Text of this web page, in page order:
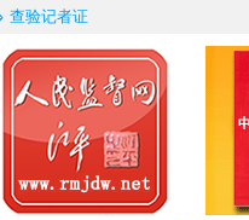
查验记者证